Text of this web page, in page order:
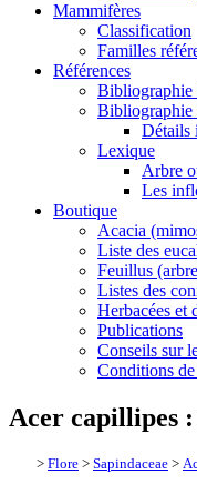
Mammifères
Classification
Familles
Références
Bibliographie
Bibliographie
Détails
Lexique
Arbre
Les
Boutique
Acacia
Liste des
Feuillus
Listes des
Herbacées et
Publications
Conseils sur
Conditions
Acer capillipes
> Flore > Sapindaceae >